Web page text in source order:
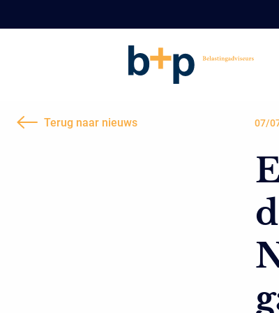
Terug naar nieuws 07/